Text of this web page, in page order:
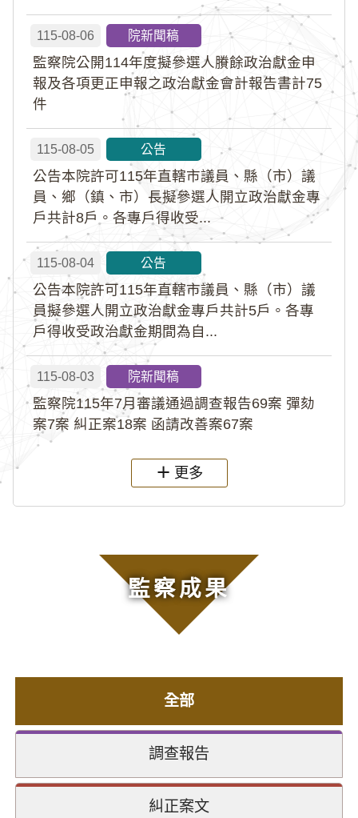
115-08-06 院新聞稿
監察院公開114年度擬參選人賸餘政治獻金申
報及各項更正申報之政治獻金會計報告書計75
件
115-08-05 公告
公告本院許可115年直轄市議員、縣（市）議
員、鄉（鎮、市）長擬參選人開立政治獻金專
戶共計8戶。各專戶得收受...
115-08-04 公告
公告本院許可115年直轄市議員、縣（市）議
員擬參選人開立政治獻金專戶共計5戶。各專
戶得收受政治獻金期間為自...
115-08-03 院新聞稿
監察院115年7月審議通過調查報告69案 彈劾
案7案 糾正案18案 函請改善案67案
更多
監察成果
全部
調查報告
糾正案文